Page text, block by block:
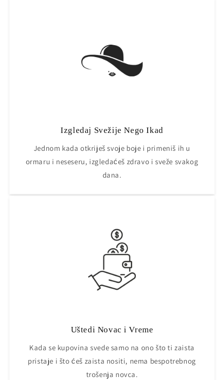
Izgledaj Svežije Nego Ikad
Jednom kada otkriješ svoje boje i primeniš ih u
ormaru i neseseru, izgledaćeš zdravo i sveže svakog
dana.
Uštedi Novac i Vreme
Kada se kupovina svede samo na ono što ti zaista
pristaje i što ćeš zaista nositi, nema bespotrebnog
trošenja novca.